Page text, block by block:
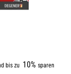
bis zu 10% sparen